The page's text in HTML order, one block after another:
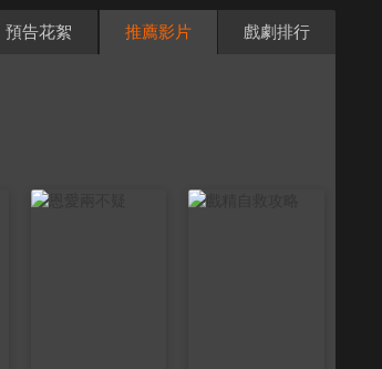
預告花絮 推薦影片 戲劇排行